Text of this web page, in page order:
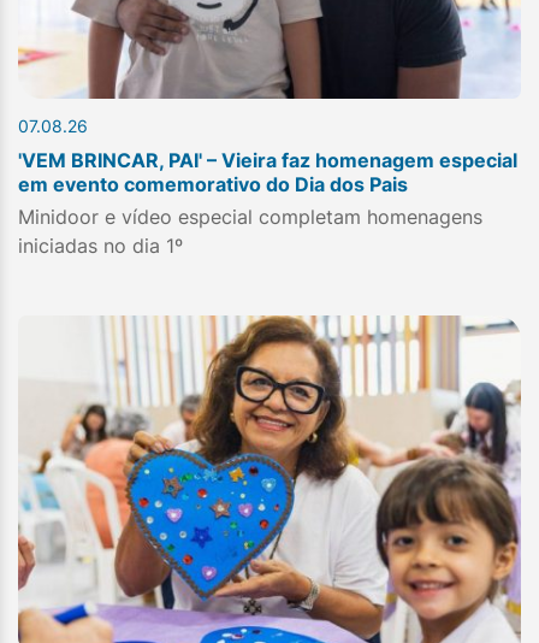
07.08.26
'VEM BRINCAR, PAI' – Vieira faz homenagem especial
em evento comemorativo do Dia dos Pais
Minidoor e vídeo especial completam homenagens
iniciadas no dia 1º